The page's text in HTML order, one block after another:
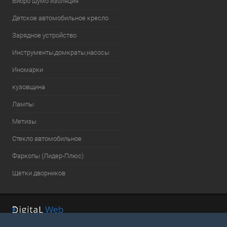
Детское автомобильное кресло
Зарядное устройство
Инструменты,домкраты,насосы
Иномарки
кузовщина
Лампы
Метизы
Стекло автомобильное
Фаркопы (Лидер-Плюс)
Щетки дворников